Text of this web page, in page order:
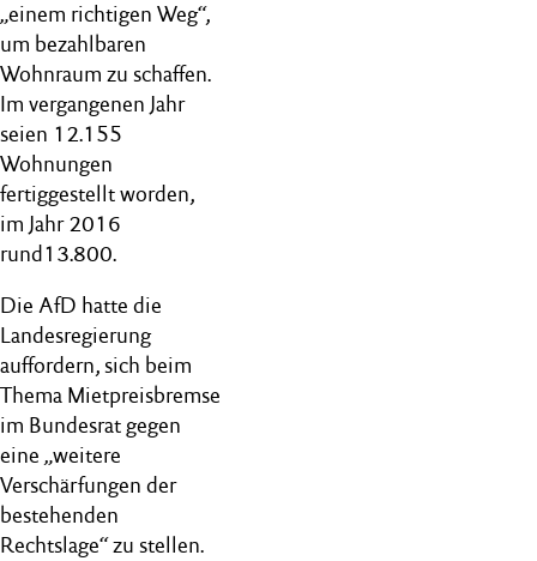
„einem richtigen Weg“,
um bezahlbaren
Wohnraum zu schaffen.
Im vergangenen Jahr
seien 12.155
Wohnungen
fertiggestellt worden,
im Jahr 2016
rund13.800.
Die AfD hatte die
Landesregierung
auffordern, sich beim
Thema Mietpreisbremse
im Bundesrat gegen
eine „weitere
Verschärfungen der
bestehenden
Rechtslage“ zu stellen.